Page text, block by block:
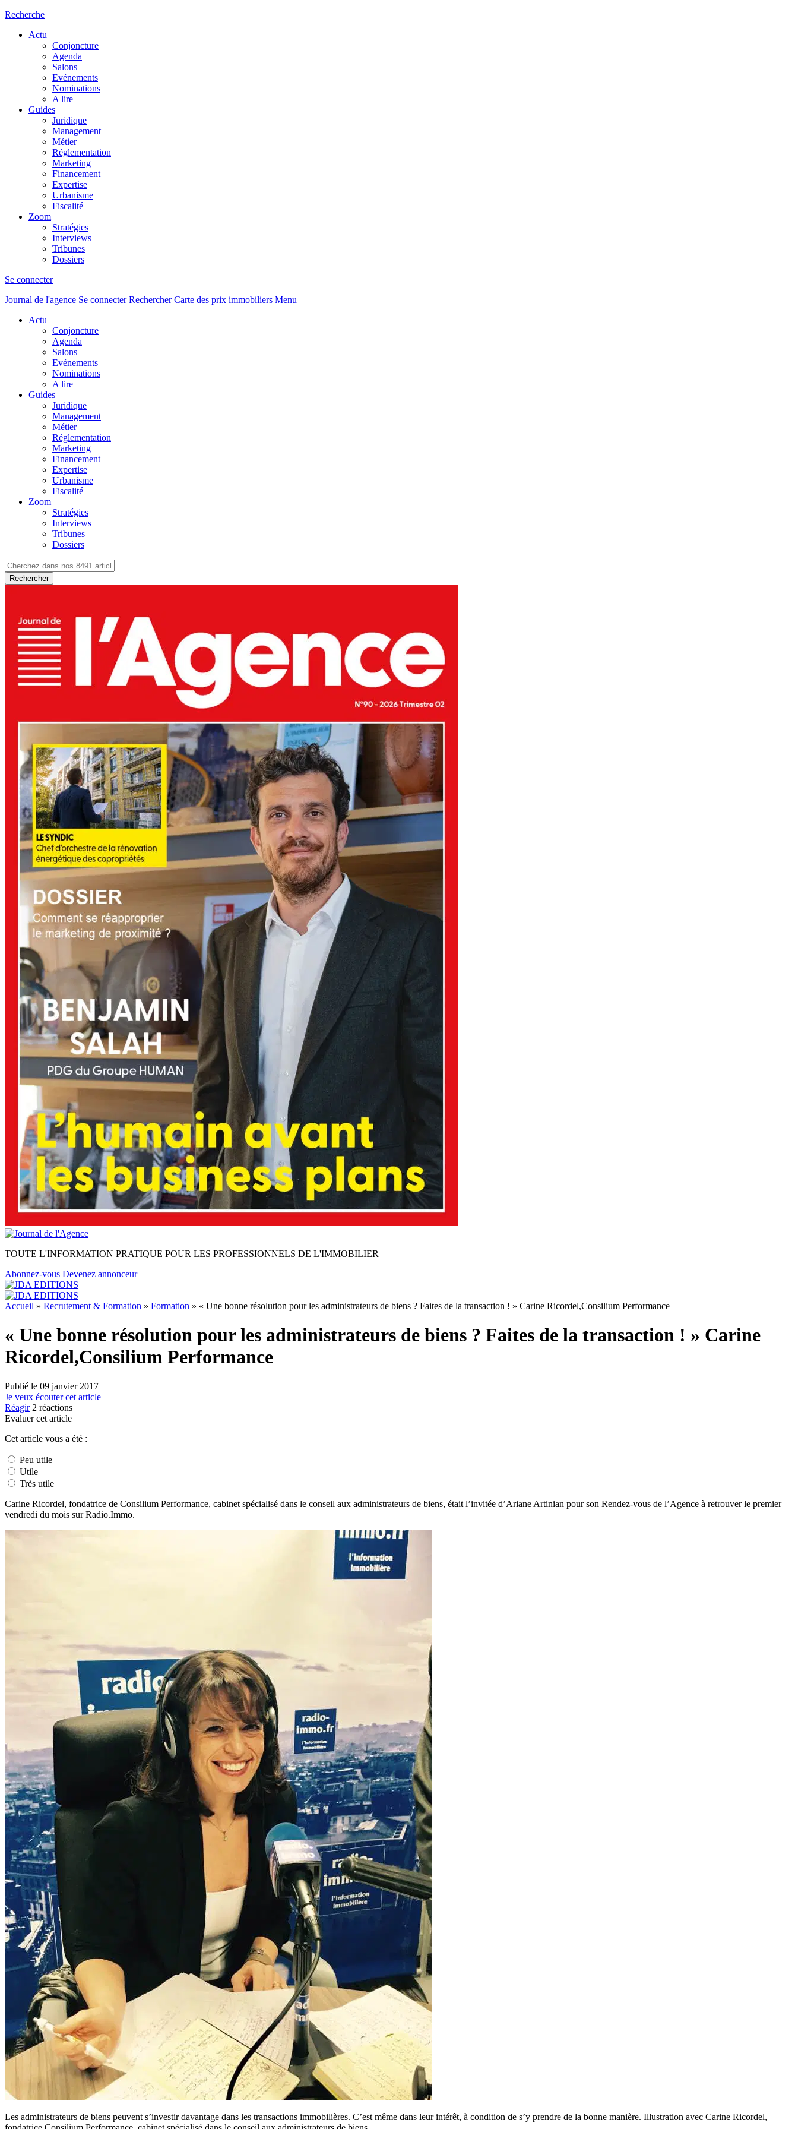
Recherche
Actu
Conjoncture
Agenda
Salons
Evénements
Nominations
A lire
Guides
Juridique
Management
Métier
Réglementation
Marketing
Financement
Expertise
Urbanisme
Fiscalité
Zoom
Stratégies
Interviews
Tribunes
Dossiers
Se connecter
Journal de l'agence Se connecterRechercher Carte des prix immobiliers Menu
Actu
Conjoncture
Agenda
Salons
Evénements
Nominations
A lire
Guides
Juridique
Management
Métier
Réglementation
Marketing
Financement
Expertise
Urbanisme
Fiscalité
Zoom
Stratégies
Interviews
Tribunes
Dossiers
Rechercher
TOUTE L'INFORMATION PRATIQUE POUR LES PROFESSIONNELS DE L'IMMOBILIER
Abonnez-vous Devenez annonceur
Accueil » Recrutement & Formation » Formation » « Une bonne résolution pour les administrateurs de biens ? Faites de la transaction ! » Carine Ricordel,Consilium Performance
« Une bonne résolution pour les administrateurs de biens ? Faites de la transaction ! » Carine
Ricordel,Consilium Performance
Publié le 09 janvier 2017
Je veux écouter cet article
Réagir 2 réactions
Evaluer cet article
Cet article vous a été :
Peu utile
Utile
Très utile
Carine Ricordel, fondatrice de Consilium Performance, cabinet spécialisé dans le conseil aux administrateurs de biens, était l’invitée d’Ariane Artinian pour son Rendez-vous de l’Agence à retrouver le premier
vendredi du mois sur Radio.Immo.
Les administrateurs de biens peuvent s’investir davantage dans les transactions immobilières. C’est même dans leur intérêt, à condition de s’y prendre de la bonne manière. Illustration avec Carine Ricordel,